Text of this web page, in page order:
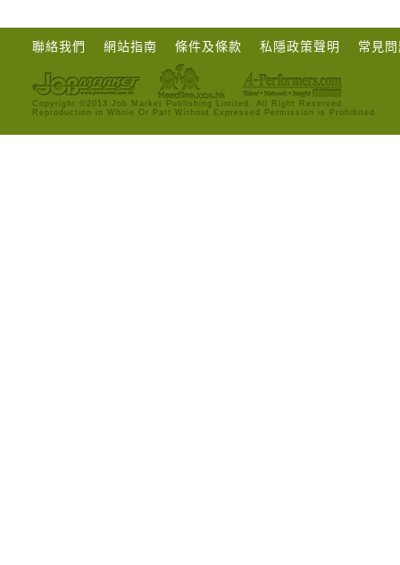
聯絡我們 網站指南 條件及條款 私隱政策聲明 常見
Copyright ©2013 Job Market Publishing Limited. All Right Reserved.
Reproduction in Whole Or Part Without Expressed Permission is Prohibited.